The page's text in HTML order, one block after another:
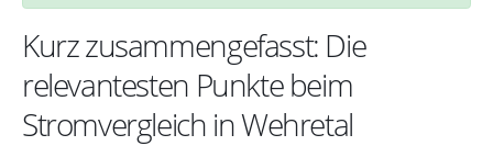
Kurz zusammengefasst: Die
relevantesten Punkte beim
Stromvergleich in Wehretal